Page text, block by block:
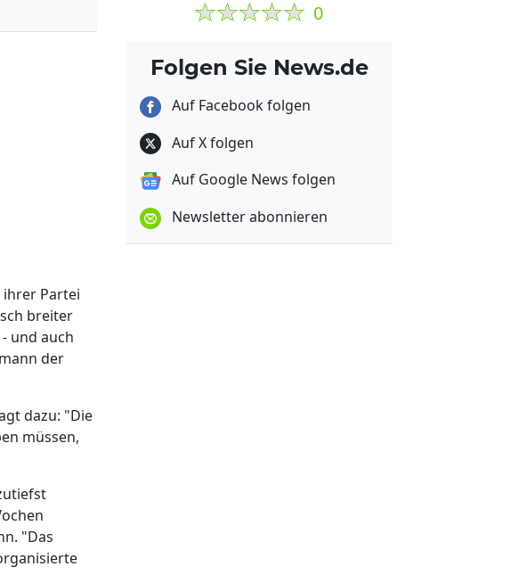
Partei
breiter
und auch
der
dazu: "Die
müssen,
"Das
0
Folgen Sie News.de
Auf Facebook folgen
Auf X folgen
Auf Google News folgen
Newsletter abonnieren